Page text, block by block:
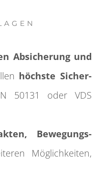
Ab­sicherung und
höchste Sicher­
50131 oder VDS
Bewegungs­
Möglich­keiten,